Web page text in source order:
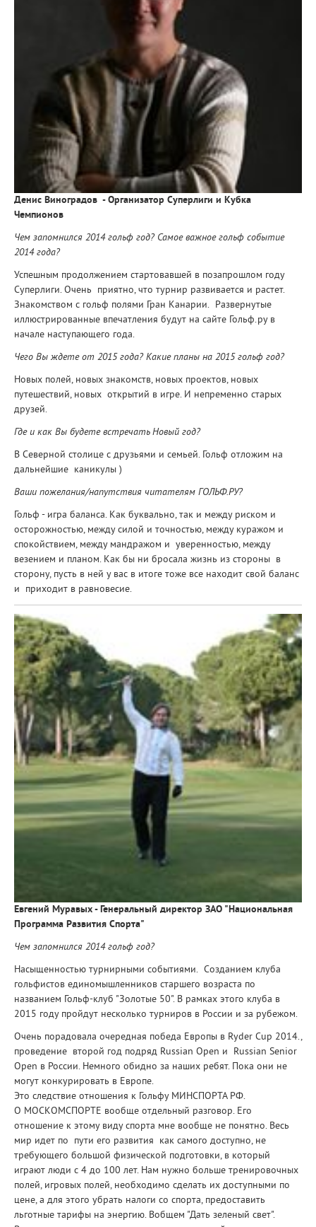
Денис Виноградов - Организатор Суперлиги и Кубка
Чемпионов
Чем запомнился 2014 гольф год? Самое важное гольф событие
2014 года?
Успешным продолжением стартовавшей в позапрошлом году
Суперлиги. Очень приятно, что турнир развивается и растет.
Знакомством с гольф полями Гран Канарии. Развернутые
иллюстрированные впечатления будут на сайте Гольф.ру в
начале наступающего года.
Чего Вы ждете от 2015 года? Какие планы на 2015 гольф год?
Новых полей, новых знакомств, новых проектов, новых
путешествий, новых открытий в игре. И непременно старых
друзей.
Где и как Вы будете встречать Новый год?
В Северной столице с друзьями и семьей. Гольф отложим на
дальнейшие каникулы )
Ваши пожелания/напутствия читателям ГОЛЬФ.РУ?
Гольф - игра баланса. Как буквально, так и между риском и
осторожностью, между силой и точностью, между куражом и
спокойствием, между мандражом и уверенностью, между
везением и планом. Как бы ни бросала жизнь из стороны в
сторону, пусть в ней у вас в итоге тоже все находит свой баланс
и приходит в равновесие.
Евгений Муравых - Генеральный директор ЗАО "Национальная
Программа Развития Спорта"
Чем запомнился 2014 гольф год?
Насыщенностью турнирными событиями. Созданием клуба
гольфистов единомышленников старшего возраста по
названием Гольф-клуб "Золотые 50". В рамках этого клуба в
2015 году пройдут несколько турниров в России и за рубежом.
Очень порадовала очередная победа Европы в Ryder Cup 2014.,
проведение второй год подряд Russian Open и Russian Senior
Open в России. Немного обидно за наших ребят. Пока они не
могут конкурировать в Европе.
Это следствие отношения к Гольфу МИНСПОРТА РФ.
О МОСКОМСПОРТЕ вообще отдельный разговор. Его
отношение к этому виду спорта мне вообще не понятно. Весь
мир идет по пути его развития как самого доступно, не
требующего большой физической подготовки, в который
играют люди с 4 до 100 лет. Нам нужно больше тренировочных
полей, игровых полей, необходимо сделать их доступными по
цене, а для этого убрать налоги со спорта, предоставить
льготные тарифы на энергию. Вобщем "Дать зеленый свет".